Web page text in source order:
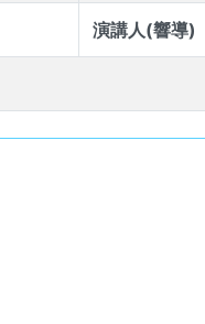
演講人(響導)